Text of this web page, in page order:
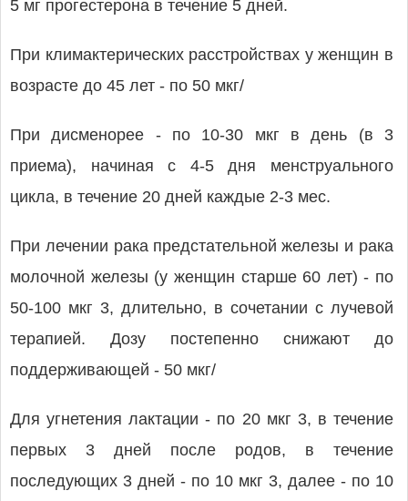
5 мг прогестерона в течение 5 дней.
При климактерических расстройствах у женщин в
возрасте до 45 лет - по 50 мкг/
При дисменорее - по 10-30 мкг в день (в 3
приема), начиная с 4-5 дня менструального
цикла, в течение 20 дней каждые 2-3 мес.
При лечении рака предстательной железы и рака
молочной железы (у женщин старше 60 лет) - по
50-100 мкг 3, длительно, в сочетании с лучевой
терапией. Дозу постепенно снижают до
поддерживающей - 50 мкг/
Для угнетения лактации - по 20 мкг 3, в течение
первых 3 дней после родов, в течение
последующих 3 дней - по 10 мкг 3, далее - по 10